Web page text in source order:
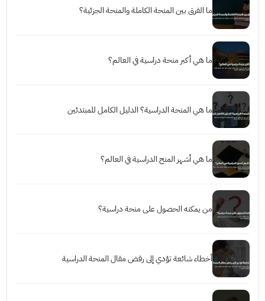
ما الفرق بين المنحة الكاملة والمنحة الجزئية؟
ما هي أكبر منحة دراسية في العالم؟
ما هي المنحة الدراسية؟ الدليل الكامل للمبتدئين
ما هي أشهر المنح الدراسية في العالم؟
من يمكنه الحصول على منحة دراسية؟
أخطاء شائعة تؤدي إلى رفض مقال المنحة الدراسية